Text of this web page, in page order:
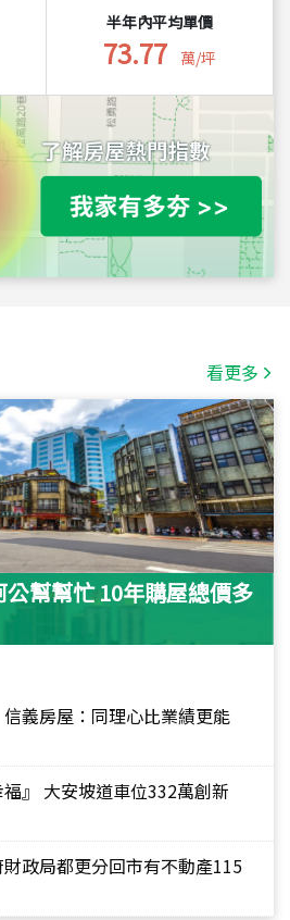
半年內平均單價
73.77 萬/坪
看更多
幫幫忙 10年購屋總價多
義房屋：同理心比業績更能
』 大安坡道車位332萬創新
政局都更分回市有不動產115